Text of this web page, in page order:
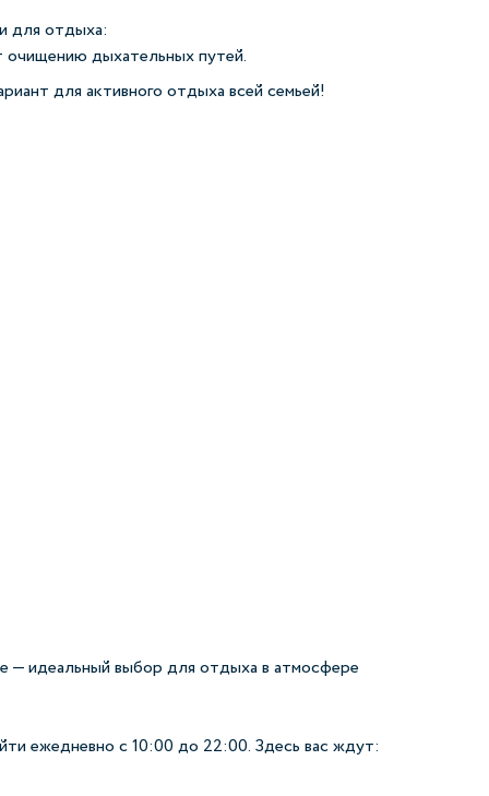
для отдыха:
очищению дыхательных путей.
для активного отдыха всей семьей!
— идеальный выбор для отдыха в атмосфере
ежедневно с 10:00 до 22:00. Здесь вас ждут: